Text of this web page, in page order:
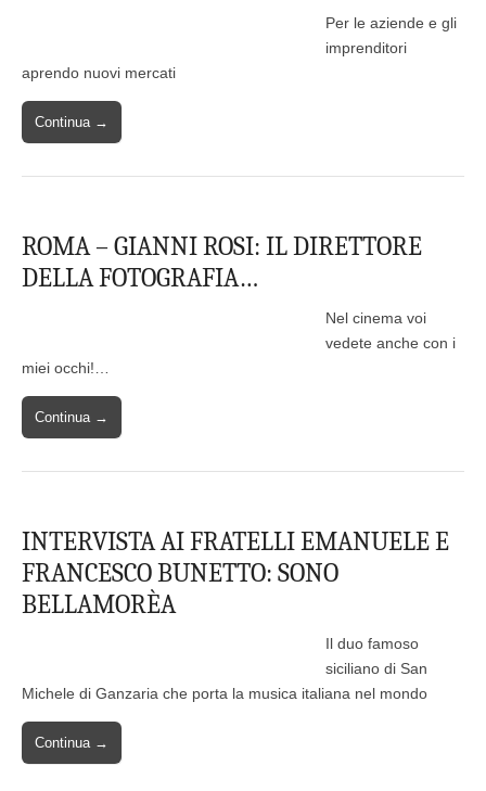
Per le aziende e gli
imprenditori
aprendo nuovi mercati
Continua →
ROMA – GIANNI ROSI: IL DIRETTORE
DELLA FOTOGRAFIA…
Nel cinema voi
vedete anche con i
miei occhi!…
Continua →
INTERVISTA AI FRATELLI EMANUELE E
FRANCESCO BUNETTO: SONO
BELLAMORÈA
Il duo famoso
siciliano di San
Michele di Ganzaria che porta la musica italiana nel mondo
Continua →